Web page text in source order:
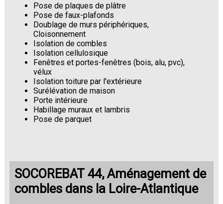
Pose de plaques de plâtre
Pose de faux-plafonds
Doublage de murs périphériques,
Cloisonnement
Isolation de combles
Isolation cellulosique
Fenêtres et portes-fenêtres (bois, alu, pvc),
vélux
Isolation toiture par l'extérieure
Surélévation de maison
Porte intérieure
Habillage muraux et lambris
Pose de parquet
SOCOREBAT 44, Aménagement de
combles dans la Loire-Atlantique